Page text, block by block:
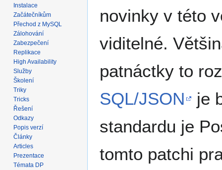
novinky v této
viditelné.
patnáctky to
SQL/JSON
je
standardu je
tomto patchi
Instalace
Začátečníkům
Přechod z MySQL
Zálohování
Zabezpečení
Replikace
High Availability
Služby
Školení
Triky
Tricks
Řešení
Odkazy
Popis verzí
Články
Articles
Prezentace
Témata DP